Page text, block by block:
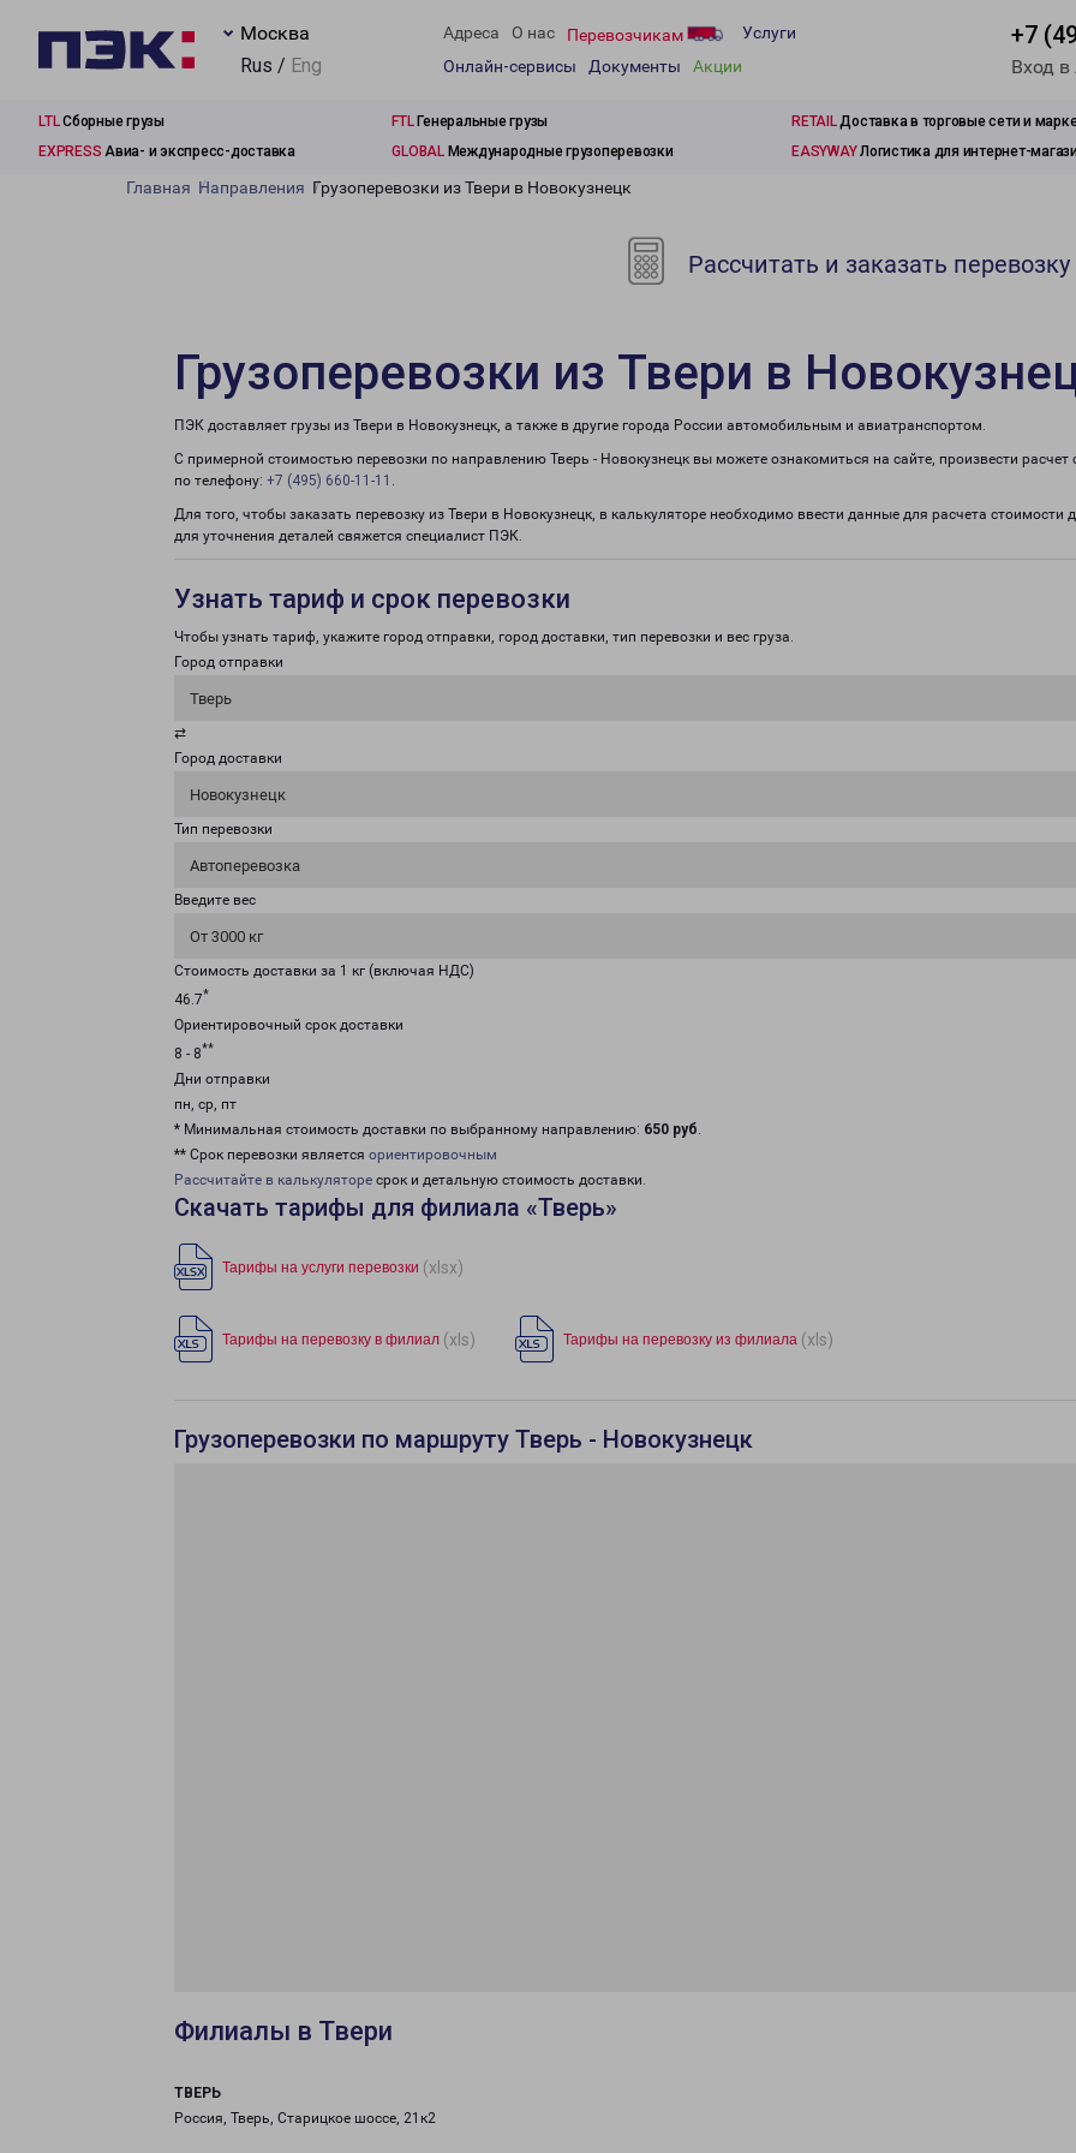
Москва
Rus / Eng
Адреса О нас Перевозчикам
Услуги
Онлайн-сервисы
Документы Акции
+7
Вход
LTLСборные грузы FTLГенеральные грузы RETAILДоставка в торговые сети и
EXPRESS Авиа- и экспресс-доставка GLOBALМеждународные грузоперевозки EASYWAYЛогистика для интернет-
Главная Направления Грузоперевозки из Твери в Новокузнецк
Рассчитать и заказать перевозку
Грузоперевозки из Твери в
ПЭК доставляет грузы из Твери в Новокузнецк, а также в другие города России автомобильным и авиатранспортом.
С примерной стоимостью перевозки по направлению Тверь - Новокузнецк вы можете ознакомиться на сайте, произвести
по телефону: +7 (495) 660-11-11 .
Для того, чтобы заказать перевозку из Твери в Новокузнецк, в калькуляторе необходимо ввести данные для расчета
для уточнения деталей свяжется специалист ПЭК.
Узнать тариф и срок перевозки
Чтобы узнать тариф, укажите город отправки, город доставки, тип перевозки и вес груза.
Город отправки
Тверь
⇄
Город доставки
Новокузнецк
Тип перевозки
Автоперевозка
Введите вес
От 3000 кг
Стоимость доставки за 1 кг (включая НДС)
46.7*
Ориентировочный срок доставки
8 - 8**
Дни отправки
пн, ср, пт
* Минимальная стоимость доставки по выбранному направлению: 650 руб.
** Срок перевозки является ориентировочным
Рассчитайте в калькуляторе срок и детальную стоимость доставки.
Скачать тарифы для филиала «Тверь»
Тарифы на услуги перевозки (xlsx)
Тарифы на перевозку в филиал (xls) Тарифы на перевозку из филиала (xls)
Грузоперевозки по маршруту Тверь - Новокузнецк
Филиалы в Твери
ТВЕРЬ
Россия, Тверь, Старицкое шоссе, 21к2